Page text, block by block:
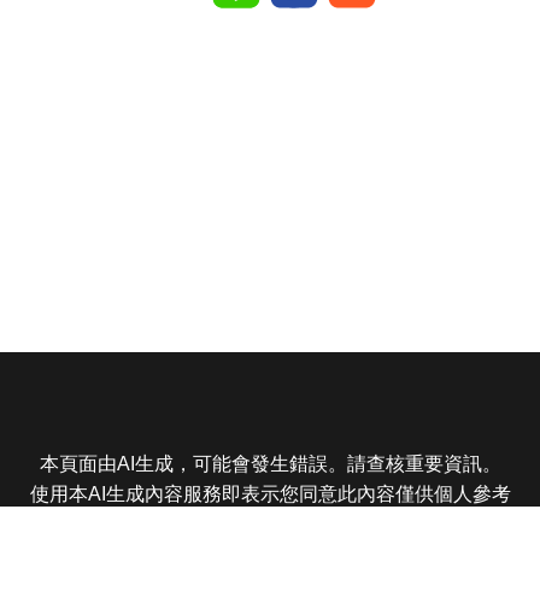
本頁面由AI生成，可能會發生錯誤。請查核重要資訊。
使用本AI生成內容服務即表示您同意此內容僅供個人參考